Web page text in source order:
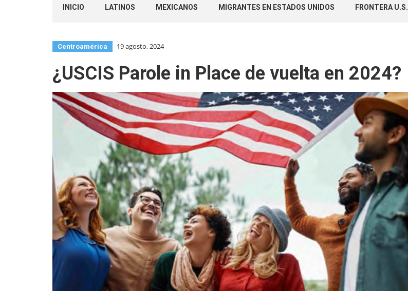
INICIO LATINOS MEXICANOS MIGRANTES EN ESTADOS UNIDOS FRONTERA U.S.
Centroamérica 19 agosto, 2024
¿USCIS Parole in Place de vuelta en 2024?